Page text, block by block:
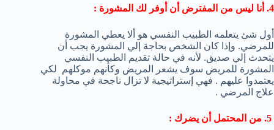
4. أنا ليس من المفترض أن أوفر لك المشورة :
أول شئ يتعلمه الطبيب النفسي هو ألا يعطي المشورة
للمرضي. وإذا كان الشخص بحاجة إلي المشورة يجب أن
يتحدث إلي صديق. لأنه في حالة تقديم الطبيب النفسي
المشورة للمريض سوف يشعر المريض وكأنهم موكلهم لكي
يعتمدوا عليهم . فهي إستراتيجية لا تزال ناجحة في محاولة
علاج المرضي .